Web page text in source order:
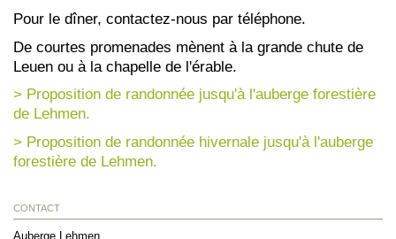
Pour le dîner, contactez-nous par téléphone.
De courtes promenades mènent à la grande chute de
Leuen ou à la chapelle de l'érable.
> Proposition de randonnée jusqu'à l'auberge forestière
de Lehmen.
> Proposition de randonnée hivernale jusqu'à l'auberge
forestière de Lehmen.
CONTACT
Auberge Lehmen